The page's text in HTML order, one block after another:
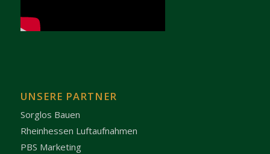
UNSERE PARTNER
Sorglos Bauen
Rheinhessen Luftaufnahmen
PBS Marketing